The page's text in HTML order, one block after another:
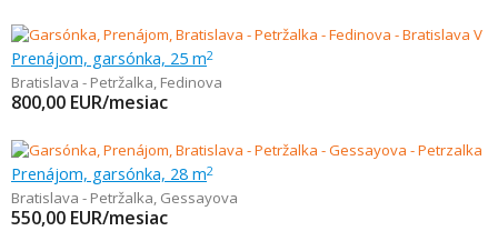
Prenájom, garsónka, 25 m2
Bratislava - Petržalka, Fedinova
800,00 EUR/mesiac
Prenájom, garsónka, 28 m2
Bratislava - Petržalka, Gessayova
550,00 EUR/mesiac